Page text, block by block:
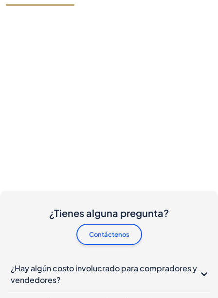
¿Tienes alguna pregunta?
Contáctenos
¿Hay algún costo involucrado para compradores y
vendedores?